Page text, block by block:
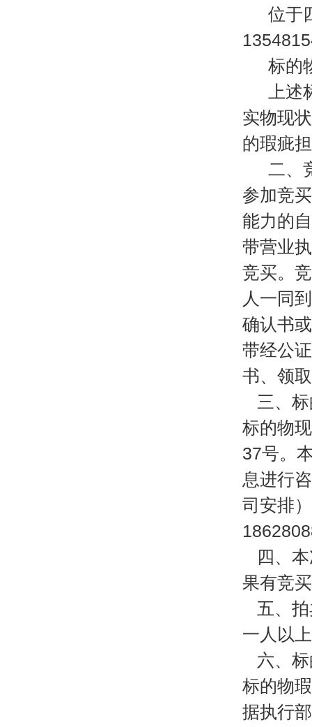
位于
标的
上
实物现
的瑕疵
二、
参加竞
能力的
带营业
竞买。
人一同
确认书
带经公
书、领
三、标
标的物
37号。
息进行
司安排
四、本
果有竞
五、拍
一人以
六、标
标的物
据执行